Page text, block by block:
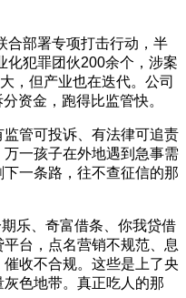
合部署专项打击行动，半
化犯罪团伙200余个，涉案
，但产业也在迭代。公司
资金，跑得比监管快。
管可投诉、有法律可追责
一孩子在外地遇到急事需
一条路，往不查征信的那
乐、奇富借条、你我贷借
台，点名营销不规范、息
收不合规。这些是上了央
色地带。真正吃人的那